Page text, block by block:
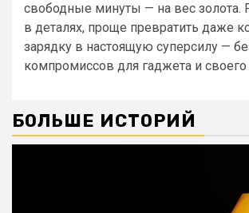
свободные минуты — на вес золота.
в деталях, проще превратить даже
зарядку в настоящую суперсилу —
компромиссов для гаджета и
БОЛЬШЕ ИСТОРИЙ